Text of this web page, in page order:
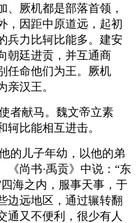
、厥机都是部落首领，
，因距中原道远，起初
兵力比轲比能多。建安
朝廷进贡，并互通商
任命他们为王。厥机
亲汉王。
者献马。魏文帝立素
比能相互进击。
的儿子年幼，以他的弟
《尚书·禹贡》中说：“东
海之内，服事天事，于
边远地区，通过辗转翻
通又不便利，很少有人